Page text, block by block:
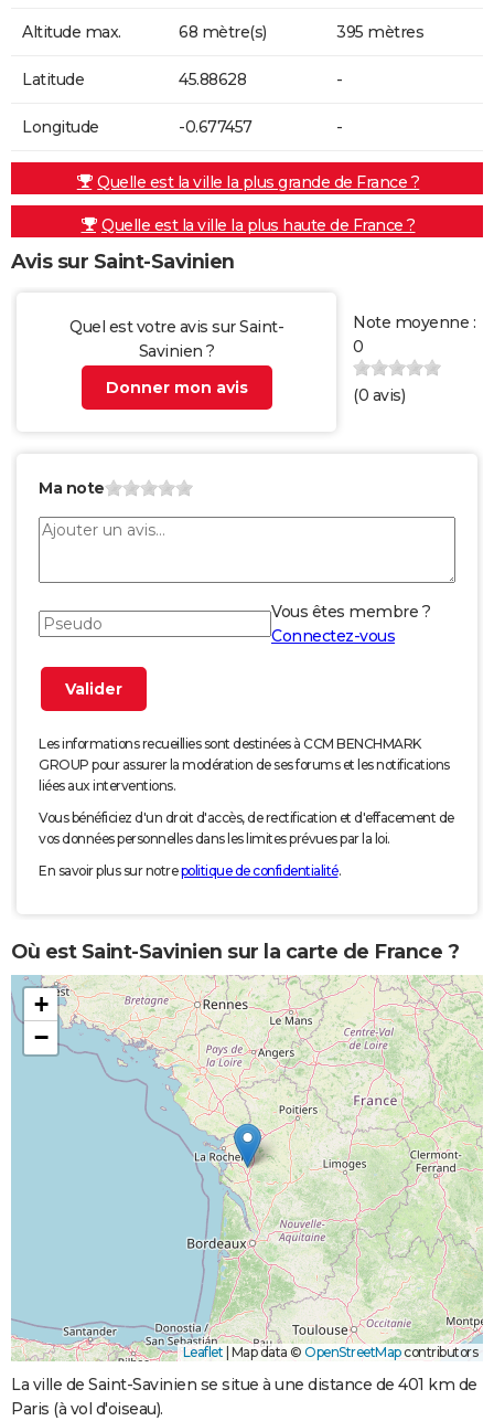
Altitude max. 68 mètre(s) 395 mètres
Latitude 45.88628 -
Longitude -0.677457 -
Quelle est la ville la plus grande de France ?
Quelle est la ville la plus haute de France ?
Avis sur Saint-Savinien
Quel est votre avis sur Saint-
Savinien ?
Donner mon avis
Note moyenne :
0
(0 avis)
Ma note
Vous êtes membre ?
Connectez-vous
Les informations recueillies sont destinées à CCM BENCHMARK
GROUP pour assurer la modération de ses forums et les notifications
liées aux interventions.
Vous bénéficiez d'un droit d'accès, de rectification et d'effacement de
vos données personnelles dans les limites prévues par la loi.
En savoir plus sur notrepolitique de confidentialité.
Où est Saint-Savinien sur la carte de France ?
+
−
Leaflet Map data © OpenStreetMapcontributors
La ville de Saint-Savinien se situe à une distance de 401 km de
Paris (à vol d'oiseau).